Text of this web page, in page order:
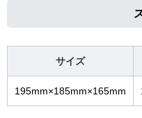
サイズ
195mm×185mm×165mm